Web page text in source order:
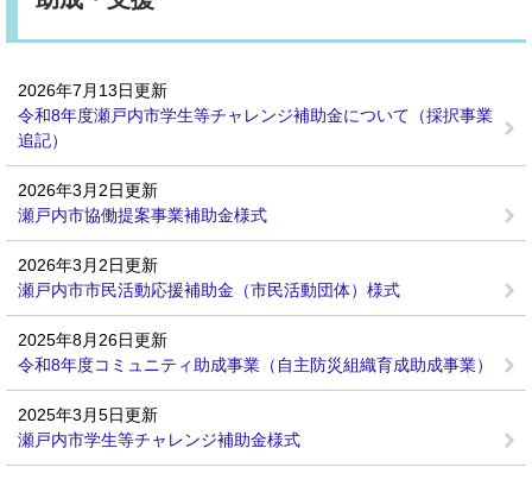
2026年7月13日更新
令和8年度瀬戸内市学生等チャレンジ補助金について（採択事業
追記）
2026年3月2日更新
瀬戸内市協働提案事業補助金様式
2026年3月2日更新
瀬戸内市市民活動応援補助金（市民活動団体）様式
2025年8月26日更新
令和8年度コミュニティ助成事業（自主防災組織育成助成事業）
2025年3月5日更新
瀬戸内市学生等チャレンジ補助金様式